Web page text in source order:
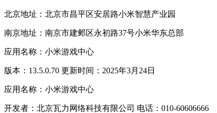
北京地址：北京市昌平区安居路小米智慧产业园
南京地址：南京市建邺区永初路37号小米华东总部
应用名称：小米游戏中心
版本：13.5.0.70 更新时间：2025年3月24日
应用名称：小米游戏中心
开发者：北京瓦力网络科技有限公司 电话：010-60606666